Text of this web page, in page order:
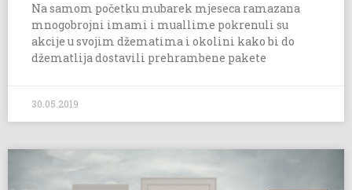
Na samom početku mubarek mjeseca ramazana
mnogobrojni imami i muallime pokrenuli su
akcije u svojim džematima i okolini kako bi do
džematlija dostavili prehrambene pakete
30.05.2019